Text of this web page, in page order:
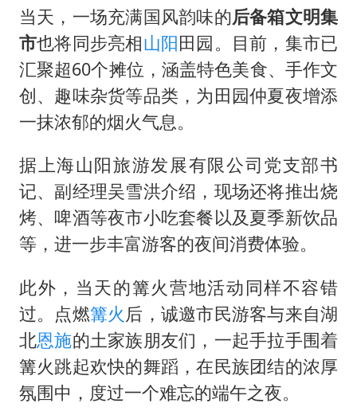
当天，一场充满国风韵味的后备箱文明集
市也将同步亮相山阳田园。目前，集市已
汇聚超60个摊位，涵盖特色美食、手作文
创、趣味杂货等品类，为田园仲夏夜增添
一抹浓郁的烟火气息。
据上海山阳旅游发展有限公司党支部书
记、副经理吴雪洪介绍，现场还将推出烧
烤、啤酒等夜市小吃套餐以及夏季新饮品
等，进一步丰富游客的夜间消费体验。
此外，当天的篝火营地活动同样不容错
过。点燃篝火后，诚邀市民游客与来自湖
北恩施的土家族朋友们，一起手拉手围着
篝火跳起欢快的舞蹈，在民族团结的浓厚
氛围中，度过一个难忘的端午之夜。